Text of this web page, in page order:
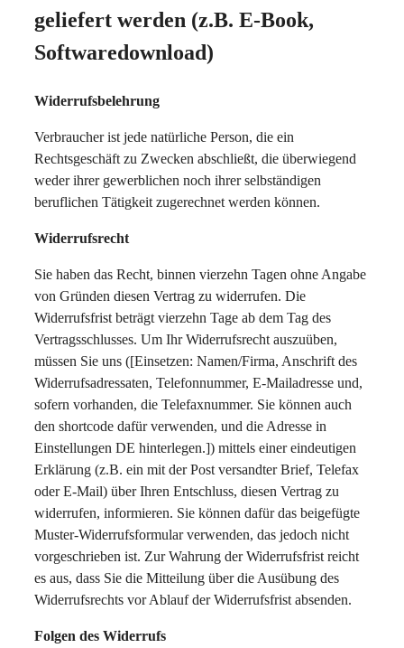
geliefert werden (z.B. E-Book,
Softwaredownload)
Widerrufsbelehrung
Verbraucher ist jede natürliche Person, die ein
Rechtsgeschäft zu Zwecken abschließt, die überwiegend
weder ihrer gewerblichen noch ihrer selbständigen
beruflichen Tätigkeit zugerechnet werden können.
Widerrufsrecht
Sie haben das Recht, binnen vierzehn Tagen ohne Angabe
von Gründen diesen Vertrag zu widerrufen. Die
Widerrufsfrist beträgt vierzehn Tage ab dem Tag des
Vertragsschlusses. Um Ihr Widerrufsrecht auszuüben,
müssen Sie uns ([Einsetzen: Namen/Firma, Anschrift des
Widerrufsadressaten, Telefonnummer, E-Mailadresse und,
sofern vorhanden, die Telefaxnummer. Sie können auch
den shortcode dafür verwenden, und die Adresse in
Einstellungen DE hinterlegen.]) mittels einer eindeutigen
Erklärung (z.B. ein mit der Post versandter Brief, Telefax
oder E-Mail) über Ihren Entschluss, diesen Vertrag zu
widerrufen, informieren. Sie können dafür das beigefügte
Muster-Widerrufsformular verwenden, das jedoch nicht
vorgeschrieben ist. Zur Wahrung der Widerrufsfrist reicht
es aus, dass Sie die Mitteilung über die Ausübung des
Widerrufsrechts vor Ablauf der Widerrufsfrist absenden.
Folgen des Widerrufs